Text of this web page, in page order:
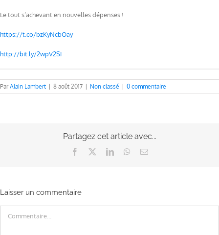
Le tout s’achevant en nouvelles dépenses !
https://t.co/bzKyNcbOay
http://bit.ly/2wpV2SI
ParAlain Lambert 8 août 2017 Non classé 0 commentaire
Partagez cet article avec...
Facebook LinkedInWhatsApp
Email
Laisser un commentaire